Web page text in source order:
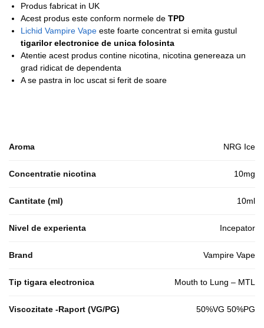
Produs fabricat in UK
Acest produs este conform normele de TPD
Lichid Vampire Vape este foarte concentrat si emita gustul
tigarilor electronice de unica folosinta
Atentie acest produs contine nicotina, nicotina genereaza un
grad ridicat de dependenta
A se pastra in loc uscat si ferit de soare
Aroma NRG Ice
Concentratie nicotina 10mg
Cantitate (ml) 10ml
Nivel de experienta Incepator
Brand Vampire Vape
Tip tigara electronica Mouth to Lung – MTL
Viscozitate -Raport (VG/PG) 50%VG 50%PG